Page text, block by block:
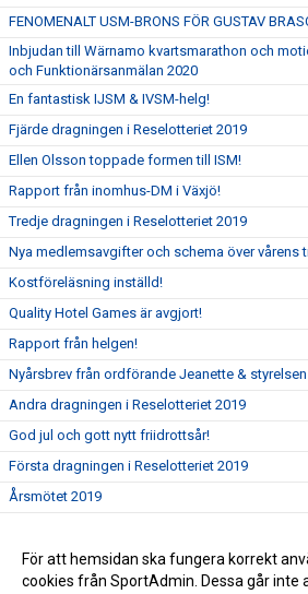
FENOMENALT USM-BRONS FÖR GUSTAV
Inbjudan till Wärnamo kvartsmarathon och
och Funktionärsanmälan 2020
En fantastisk IJSM & IVSM-helg!
Fjärde dragningen i Reselotteriet 2019
Ellen Olsson toppade formen till ISM!
Rapport från inomhus-DM i Växjö!
Tredje dragningen i Reselotteriet 2019
Nya medlemsavgifter och schema över vårens
Kostföreläsning inställd!
Quality Hotel Games är avgjort!
Rapport från helgen!
Nyårsbrev från ordförande Jeanette & styrelsen
Andra dragningen i Reselotteriet 2019
God jul och gott nytt friidrottsår!
Första dragningen i Reselotteriet 2019
Årsmötet 2019
Välkommen på årsmöte 2019
Ny säsong och ny hemsida!
För att hemsidan ska fungera korrekt
cookies från SportAdmin. Dessa går inte